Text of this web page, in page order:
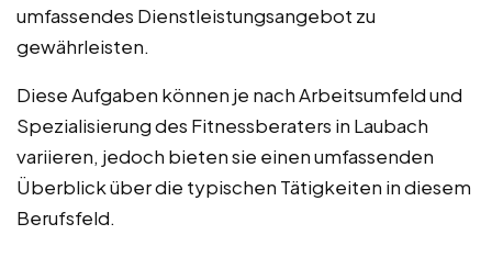
umfassendes Dienstleistungsangebot zu
gewährleisten.
Diese Aufgaben können je nach Arbeitsumfeld und
Spezialisierung des Fitnessberaters in Laubach
variieren, jedoch bieten sie einen umfassenden
Überblick über die typischen Tätigkeiten in diesem
Berufsfeld.